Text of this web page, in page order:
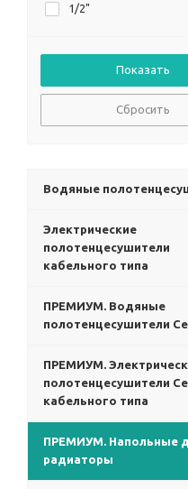
1/2"
Сбросить
Водяные
Электрические
полотенцесушители
кабельного типа
ПРЕМИУМ. Водяные
полотенцесушители
ПРЕМИУМ.
полотенцесушители
кабельного типа
ПРЕМИУМ. Напольные
радиаторы